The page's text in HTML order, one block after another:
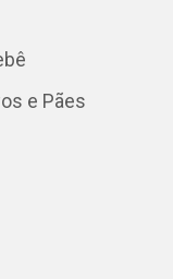
e Pães